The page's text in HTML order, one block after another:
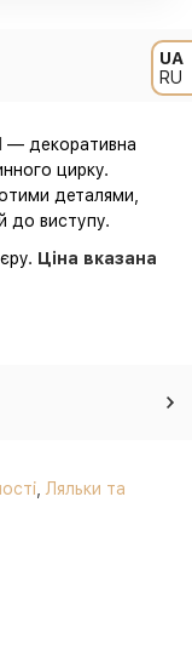
UA
RU
— декоративна
цирку.
деталями,
до виступу.
Ціна вказана
Ляльки та